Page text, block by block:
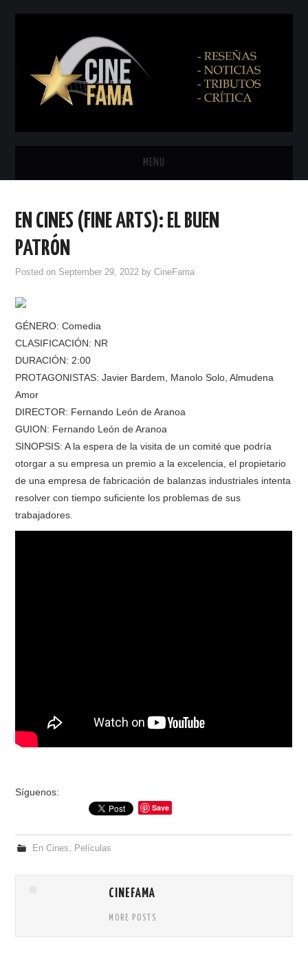
MENU
PRÓXIMAMENTE
EN CINES
ESPAÑOL
EN CINES (FINE ARTS): EL BUEN
PATRÓN
Posted on September 29, 2022 byCineFama
GÉNERO: Comedia
CLASIFICACIÓN: NR
DURACIÓN: 2:00
PROTAGONISTAS: Javier Bardem, Manolo Solo, Almudena
Amor
DIRECTOR: Fernando León de Aranoa
GUION: Fernando León de Aranoa
SINOPSIS: A la espera de la visita de un comité que podría
otorgar a su empresa un premio a la excelencia, el propietario
de una empresa de fabricación de balanzas industriales intenta
resolver con tiempo suficiente los problemas de sus
trabajadores.
Síguenos:
Save
En Cines Películas
CINEFAMA
MORE POSTS